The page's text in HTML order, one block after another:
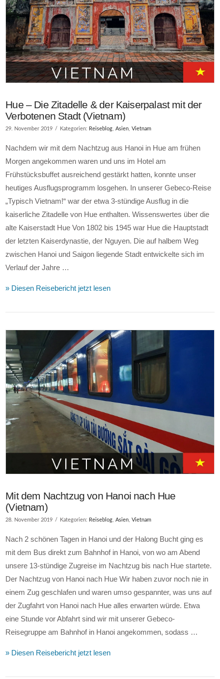
Hue – Die Zitadelle & der Kaiserpalast mit der
Verbotenen Stadt (Vietnam)
29. November 2019 Kategorien: Reiseblog ,Asien ,Vietnam
Nachdem wir mit dem Nachtzug aus Hanoi in Hue am frühen
Morgen angekommen waren und uns im Hotel am
Frühstücksbuffet ausreichend gestärkt hatten, konnte unser
heutiges Ausflugsprogramm losgehen. In unserer Gebeco-Reise
„Typisch Vietnam!“ war der etwa 3-stündige Ausflug in die
kaiserliche Zitadelle von Hue enthalten. Wissenswertes über die
alte Kaiserstadt Hue Von 1802 bis 1945 war Hue die Hauptstadt
der letzten Kaiserdynastie, der Nguyen. Die auf halbem Weg
zwischen Hanoi und Saigon liegende Stadt entwickelte sich im
Verlauf der Jahre …
» Diesen Reisebericht jetzt lesen
Mit dem Nachtzug von Hanoi nach Hue
(Vietnam)
28. November 2019 Kategorien: Reiseblog,Asien,Vietnam
Nach 2 schönen Tagen in Hanoi und der Halong Bucht ging es
mit dem Bus direkt zum Bahnhof in Hanoi, von wo am Abend
unsere 13-stündige Zugreise im Nachtzug bis nach Hue startete.
Der Nachtzug von Hanoi nach Hue Wir haben zuvor noch nie in
einem Zug geschlafen und waren umso gespannter, was uns auf
der Zugfahrt von Hanoi nach Hue alles erwarten würde. Etwa
eine Stunde vor Abfahrt sind wir mit unserer Gebeco-
Reisegruppe am Bahnhof in Hanoi angekommen, sodass …
» Diesen Reisebericht jetzt lesen